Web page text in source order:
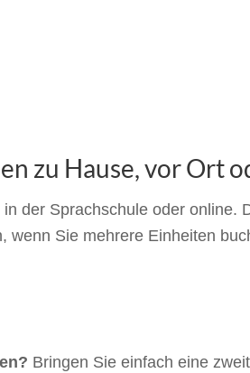
zu Hause, vor Ort
der Sprachschule oder online.
wenn Sie mehrere Einheiten
Bringen Sie einfach eine